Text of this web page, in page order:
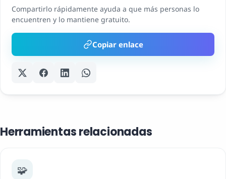
Compartirlo rápidamente ayuda a que más personas lo
encuentren y lo mantiene gratuito.
Copiar enlace
Herramientas relacionadas
🧩